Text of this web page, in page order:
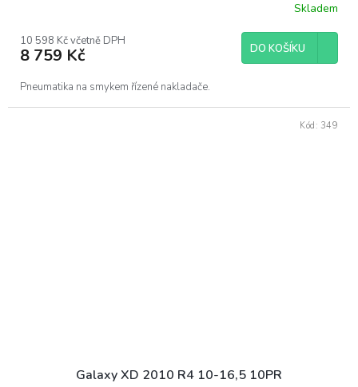
Skladem
10 598 Kč včetně DPH
8 759 Kč DO KOŠÍKU
Pneumatika na smykem řízené nakladače.
Galaxy XD 2010 R4 10-16,5 10PR
Kód: 349